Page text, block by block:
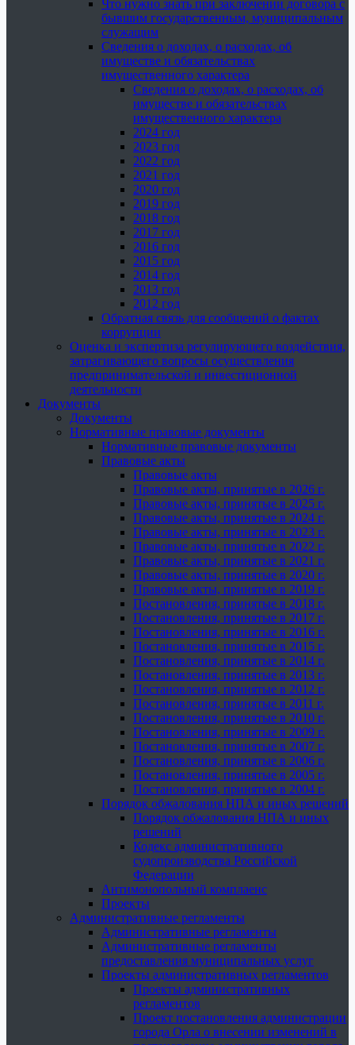
Что нужно знать при заключении договора с
бывшим государственным, муниципальным
служащим
Сведения о доходах, о расходах, об
имуществе и обязательствах
имущественного характера
Сведения о доходах, о расходах, об
имуществе и обязательствах
имущественного характера
2024 год
2023 год
2022 год
2021 год
2020 год
2019 год
2018 год
2017 год
2016 год
2015 год
2014 год
2013 год
2012 год
Обратная связь для сообщений о фактах
коррупции
Оценка и экспертиза регулирующего воздействия,
затрагивающего вопросы осуществления
предпринимательской и инвестиционной
деятельности
Документы
Документы
Нормативные правовые документы
Нормативные правовые документы
Правовые акты
Правовые акты
Правовые акты, принятые в 2026 г.
Правовые акты, принятые в 2025 г.
Правовые акты, принятые в 2024 г.
Правовые акты, принятые в 2023 г.
Правовые акты, принятые в 2022 г.
Правовые акты, принятые в 2021 г.
Правовые акты, принятые в 2020 г.
Правовые акты, принятые в 2019 г.
Постановления, принятые в 2018 г.
Постановления, принятые в 2017 г.
Постановления, принятые в 2016 г.
Постановления, принятые в 2015 г.
Постановления, принятые в 2014 г.
Постановления, принятые в 2013 г.
Постановления, принятые в 2012 г.
Постановления, принятые в 2011 г.
Постановления, принятые в 2010 г.
Постановления, принятые в 2009 г.
Постановления, принятые в 2007 г.
Постановления, принятые в 2006 г.
Постановления, принятые в 2005 г.
Постановления, принятые в 2004 г.
Порядок обжалования НПА и иных решений
Порядок обжалования НПА и иных
решений
Кодекс административного
судопроизводства Российской
Федерации
Антимонопольный комплаенс
Проекты
Административные регламенты
Административные регламенты
Административные регламенты
предоставления муниципальных услуг
Проекты административных регламентов
Проекты административных
регламентов
Проект постановления администрации
города Орла о внесении изменений в